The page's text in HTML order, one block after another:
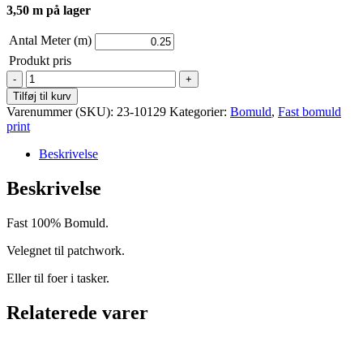
3,50 m på lager
Antal Meter (m)
Produkt pris
Bomuld
fast
-
Bali
-
Sort
grå
antal
Tilføj til kurv
Varenummer (SKU): 23-10129 Kategorier: Bomuld, Fast bomuld
print
Beskrivelse
Beskrivelse
Fast 100% Bomuld.
Velegnet til patchwork.
Eller til foer i tasker.
Relaterede varer